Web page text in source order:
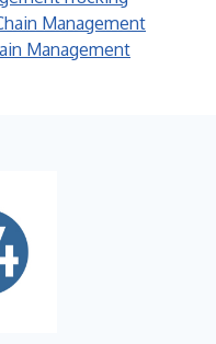
Management
Management